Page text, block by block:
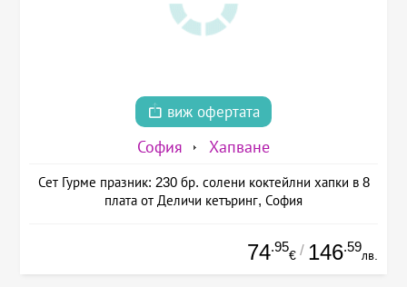
виж офертата
София Хапване
Сет Гурме празник: 230 бр. солени коктейлни хапки в 8
плата от Деличи кетъринг, София
74.95
€ / 146.59
лв.